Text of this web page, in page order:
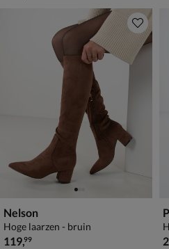
Nelson
Hoge laarzen - bruin
€ 119,99
119,99